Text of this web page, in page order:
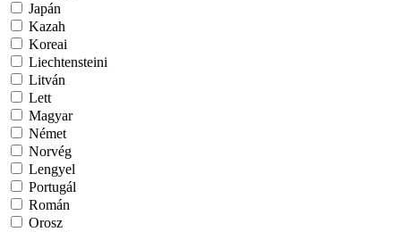
Japán
Kazah
Koreai
Liechtensteini
Litván
Lett
Magyar
Német
Norvég
Lengyel
Portugál
Román
Orosz